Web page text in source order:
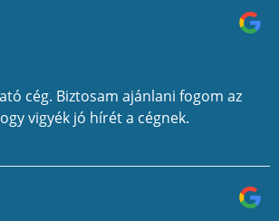
cég. Biztosam ajánlani fogom az
vigyék jó hírét a cégnek.